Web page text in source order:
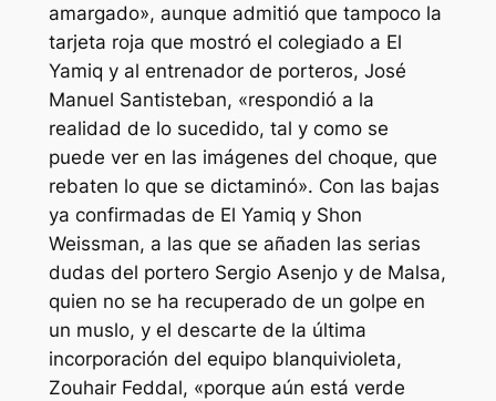
amargado», aunque admitió que tampoco la
tarjeta roja que mostró el colegiado a El
Yamiq y al entrenador de porteros, José
Manuel Santisteban, «respondió a la
realidad de lo sucedido, tal y como se
puede ver en las imágenes del choque, que
rebaten lo que se dictaminó». Con las bajas
ya confirmadas de El Yamiq y Shon
Weissman, a las que se añaden las serias
dudas del portero Sergio Asenjo y de Malsa,
quien no se ha recuperado de un golpe en
un muslo, y el descarte de la última
incorporación del equipo blanquivioleta,
Zouhair Feddal, «porque aún está verde